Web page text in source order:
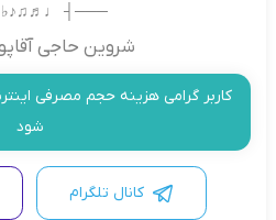
├───
شروین حاجی
کاربر گرامی هزینه حجم مصرفی
شود
کانال تلگرام